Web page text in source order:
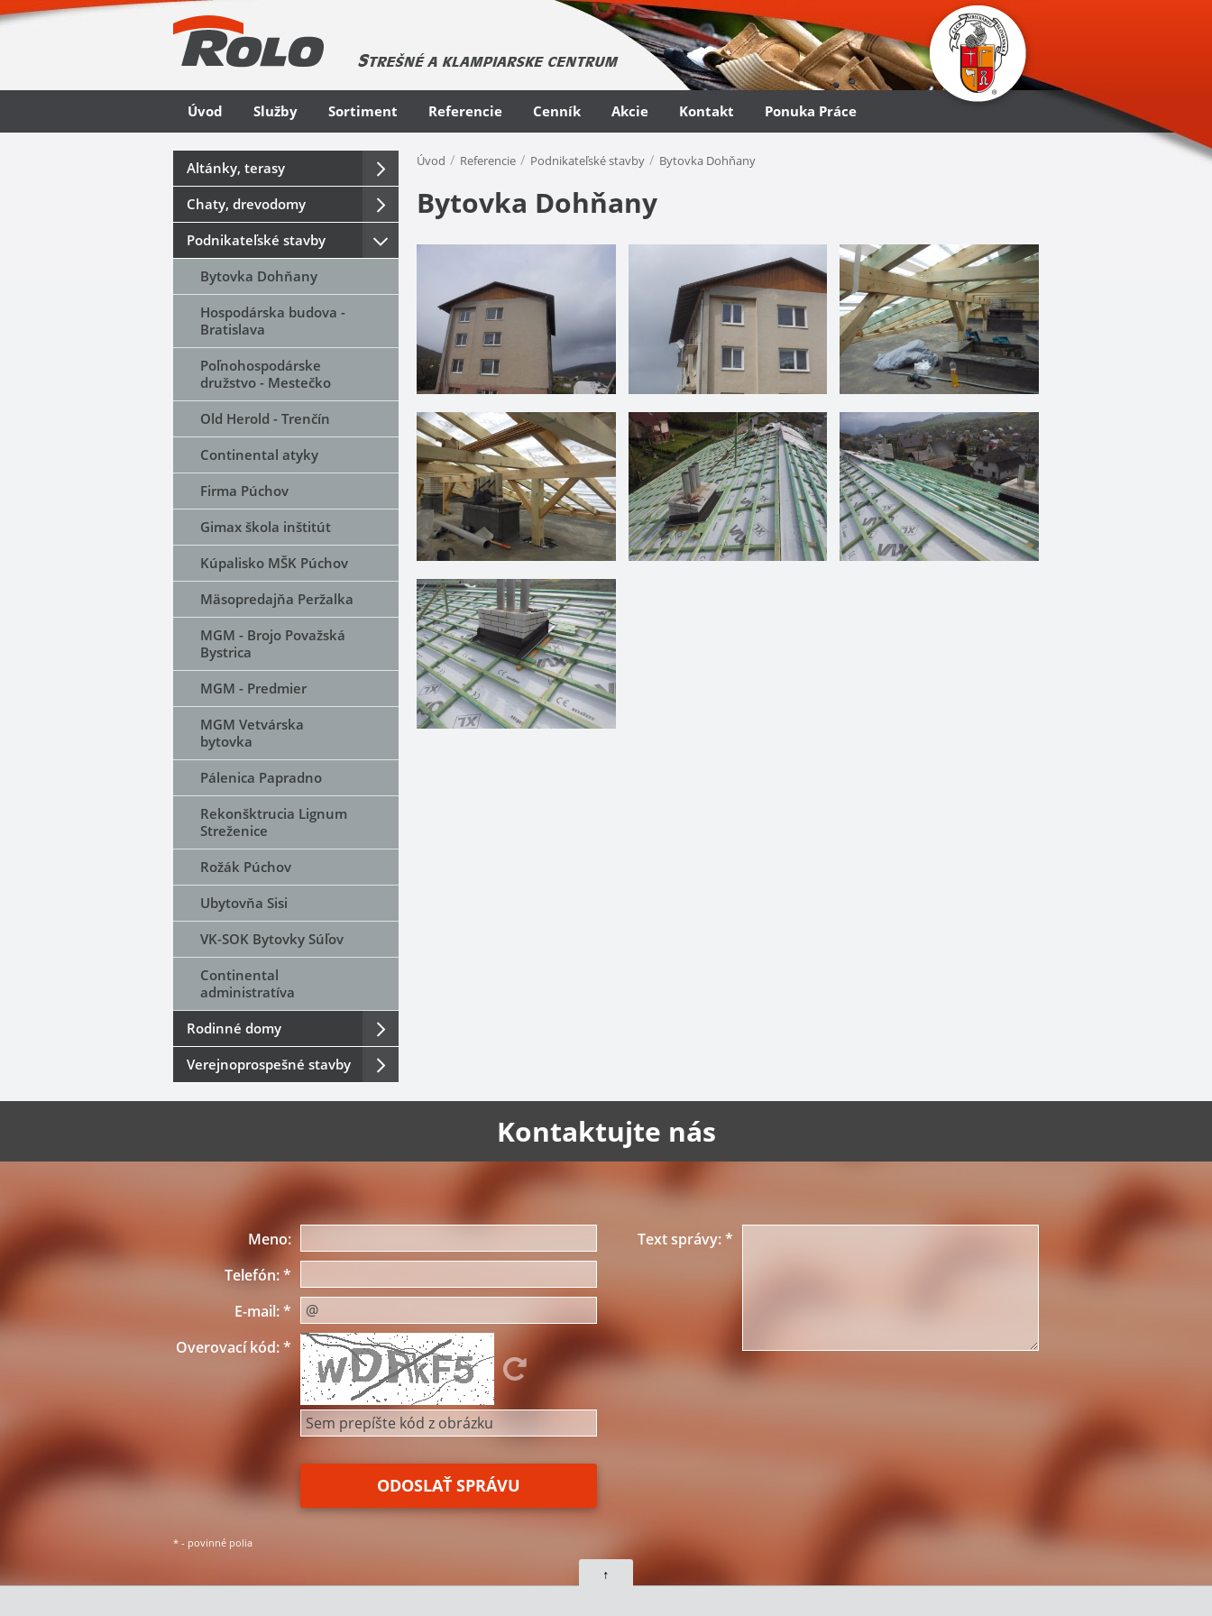
Úvod Služby Sortiment Referencie Cenník Akcie Kontakt Ponuka Práce
Altánky, terasy
Chaty, drevodomy
Podnikateľské stavby
Bytovka Dohňany
Hospodárska budova -
Bratislava
Poľnohospodárske
družstvo - Mestečko
Old Herold - Trenčín
Continental atyky
Firma Púchov
Gimax škola inštitút
Kúpalisko MŠK Púchov
Mäsopredajňa Peržalka
MGM - Brojo Považská
Bystrica
MGM - Predmier
MGM Vetvárska
bytovka
Pálenica Papradno
Rekonšktrucia Lignum
Streženice
Rožák Púchov
Ubytovňa Sisi
VK-SOK Bytovky Súľov
Continental
administratíva
Rodinné domy
Verejnoprospešné stavby
Úvod / Referencie / Podnikateľské stavby / Bytovka Dohňany
Bytovka Dohňany
Kontaktujte nás
Meno:
Telefón:*
E-mail:*
Overovací kód:*
Text správy:*
* - povinné polia
↑